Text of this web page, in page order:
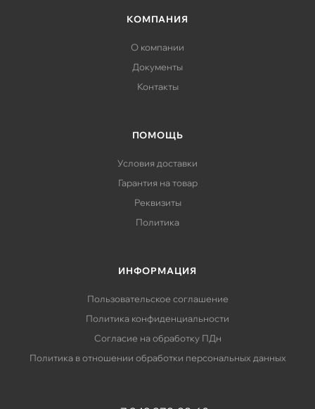
КОМПАНИЯ
О компании
Документы
Контакты
ПОМОЩЬ
Условия доставки
Гарантия на товар
Реквизиты
Политика
ИНФОРМАЦИЯ
Пользовательское соглашение
Политика конфиденциальности
Согласие на обработку ПДн
Политика в отношении обработки персональных данных